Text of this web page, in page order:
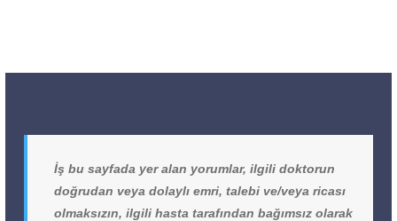
İş bu sayfada yer alan yorumlar, ilgili doktorun
doğrudan veya dolaylı emri, talebi ve/veya ricası
olmaksızın, ilgili hasta tarafından bağımsız olarak